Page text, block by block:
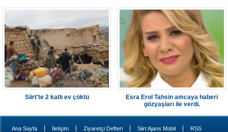
Siirt'te 2 katlı ev çöktü
Esra Erol Tahsin amcaya haberi
gözyaşları ile verdi.
Ana Sayfa İletişim Ziyaretçi Defteri Siirt Ajans Mobil RSS